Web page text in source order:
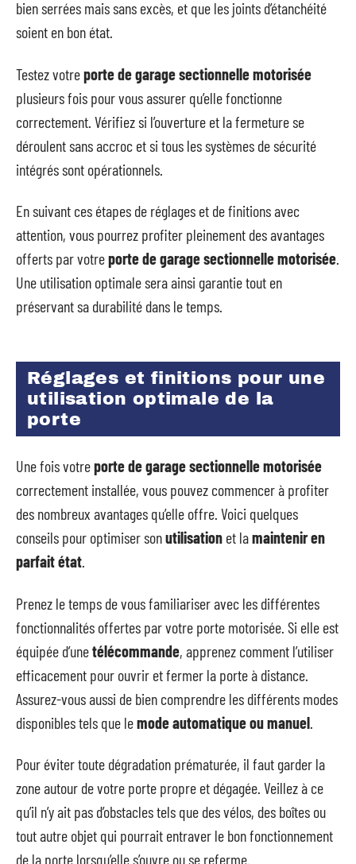
bien serrées mais sans excès, et que les joints d’étanchéité
soient en bon état.
Testez votreporte de garage sectionnelle motorisée
plusieurs fois pour vous assurer qu’elle fonctionne
correctement. Vérifiez si l’ouverture et la fermeture se
déroulent sans accroc et si tous les systèmes de sécurité
intégrés sont opérationnels.
En suivant ces étapes de réglages et de finitions avec
attention, vous pourrez profiter pleinement des avantages
offerts par votreporte de garage sectionnelle motorisée.
Une utilisation optimale sera ainsi garantie tout en
préservant sa durabilité dans le temps.
Réglages et finitions pour une
utilisation optimale de la
porte
Une fois votreporte de garage sectionnelle motorisée
correctement installée, vous pouvez commencer à profiter
des nombreux avantages qu’elle offre. Voici quelques
conseils pour optimiser sonutilisation et lamaintenir en
parfait état.
Prenez le temps de vous familiariser avec les différentes
fonctionnalités offertes par votre porte motorisée. Si elle est
équipée d’unetélécommande, apprenez comment l’utiliser
efficacement pour ouvrir et fermer la porte à distance.
Assurez-vous aussi de bien comprendre les différents modes
disponibles tels que lemode automatique ou manuel
Pour éviter toute dégradation prématurée, il faut garder la
zone autour de votre porte propre et dégagée. Veillez à ce
qu’il n’y ait pas d’obstacles tels que des vélos, des boîtes ou
tout autre objet qui pourrait entraver le bon fonctionnement
de la porte lorsqu’elle s’ouvre ou se referme.